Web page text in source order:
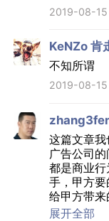
2019-08-15
KeNZo 肯
不知所谓
2019-08-15
这篇文章
广告公司
都是商业
手，甲方要
给甲方带来
广告公司还
展开全部